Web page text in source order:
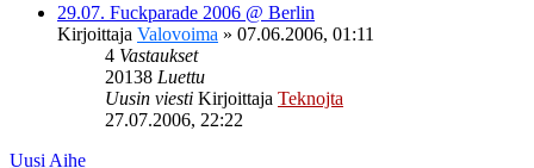
29.07. Fuckparade 2006 @ Berlin
Kirjoittaja Valovoima » 07.06.2006, 01:11
4 Vastaukset
20138 Luettu
Uusin viesti Kirjoittaja Teknojta
27.07.2006, 22:22
Uusi Aihe